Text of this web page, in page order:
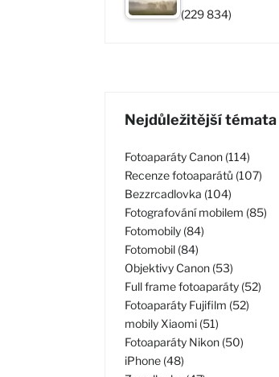
(229 834)
Nejdůležitější témata
Fotoaparáty Canon (114)
Recenze fotoaparátů (107)
Bezzrcadlovka (104)
Fotografování mobilem (85)
Fotomobily (84)
Fotomobil (84)
Objektivy Canon (53)
Full frame fotoaparáty (52)
Fotoaparáty Fujifilm (52)
mobily Xiaomi (51)
Fotoaparáty Nikon (50)
iPhone (48)